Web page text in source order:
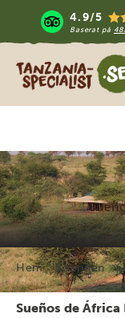
4.9/5
Baserat på
Tanzania Specialist
Hem Boenden
Sueños de